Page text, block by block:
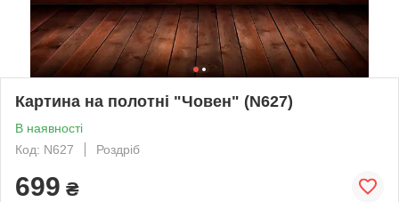
Картина на полотні "Човен" (N627)
В наявності
Код: N627
Роздріб
699 ₴